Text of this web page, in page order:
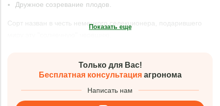
Дружное созревание плодов.
Сорт назван в честь немецкого селекционера, подарившего
Показать еще
Только для Вас!
Бесплатная консультацияагронома
Написать нам